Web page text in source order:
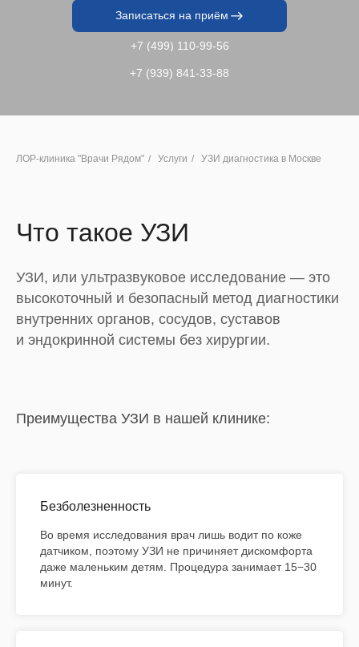
Записаться на приём
+7 (499) 110-99-56
+7 (939) 841-33-88
ЛОР-клиника "Врачи Рядом" / Услуги / УЗИ диагностика в Москве
Что такое УЗИ
УЗИ, или ультразвуковое исследование — это
высокоточный и безопасный метод диагностики
внутренних органов, сосудов, суставов
и эндокринной системы без хирургии.
Преимущества УЗИ в нашей клинике:
Безболезненность
Во время исследования врач лишь водит по коже
датчиком, поэтому УЗИ не причиняет дискомфорта
даже маленьким детям. Процедура занимает 15−30
минут.